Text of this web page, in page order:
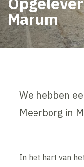
Marum
We hebben
Meerborg in
In het hart van